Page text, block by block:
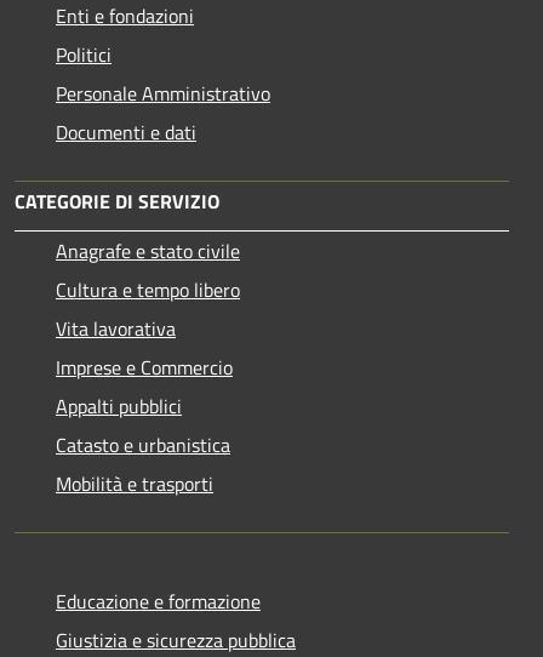
Enti e fondazioni
Politici
Personale Amministrativo
Documenti e dati
CATEGORIE DI SERVIZIO
Anagrafe e stato civile
Cultura e tempo libero
Vita lavorativa
Imprese e Commercio
Appalti pubblici
Catasto e urbanistica
Mobilità e trasporti
Educazione e formazione
Giustizia e sicurezza pubblica